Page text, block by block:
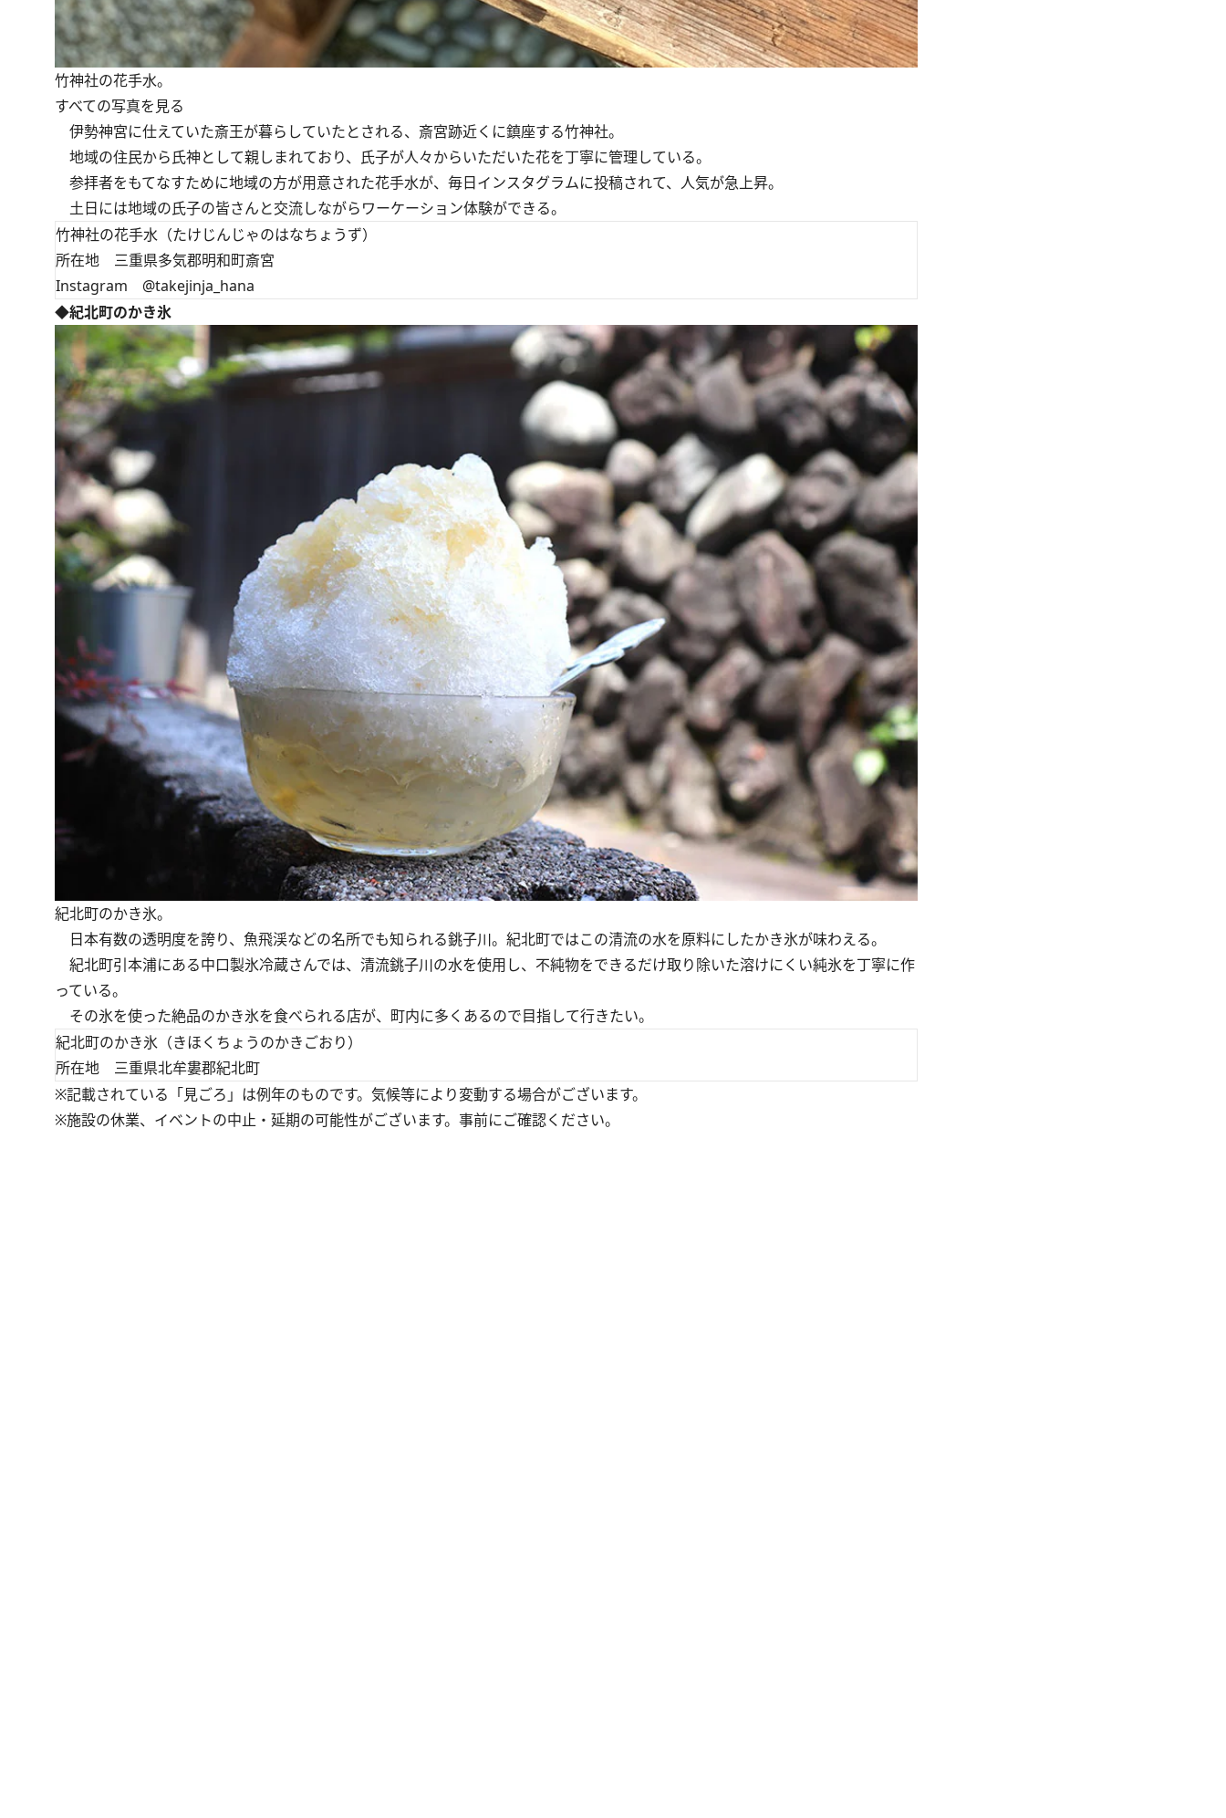
竹神社の花手水。
すべての写真を見る
伊勢神宮に仕えていた斎王が暮らしていたとされる、斎宮跡近くに鎮座する竹神社。
地域の住民から氏神として親しまれており、氏子が人々からいただいた花を丁寧に管理している。
参拝者をもてなすために地域の方が用意された花手水が、毎日インスタグラムに投稿されて、人気が急上昇。
土日には地域の氏子の皆さんと交流しながらワーケーション体験ができる。
竹神社の花手水（たけじんじゃのはなちょうず）
所在地 三重県多気郡明和町斎宮
Instagram @takejinja_hana
◆紀北町のかき氷
紀北町のかき氷。
日本有数の透明度を誇り、魚飛渓などの名所でも知られる銚子川。紀北町ではこの清流の水を原料にしたかき氷が味わえる。
紀北町引本浦にある中口製氷冷蔵さんでは、清流銚子川の水を使用し、不純物をできるだけ取り除いた溶けにくい純氷を丁寧に作
っている。
その氷を使った絶品のかき氷を食べられる店が、町内に多くあるので目指して行きたい。
紀北町のかき氷（きほくちょうのかきごおり）
所在地 三重県北牟婁郡紀北町
※記載されている「見ごろ」は例年のものです。気候等により変動する場合がございます。
※施設の休業、イベントの中止・延期の可能性がございます。事前にご確認ください。